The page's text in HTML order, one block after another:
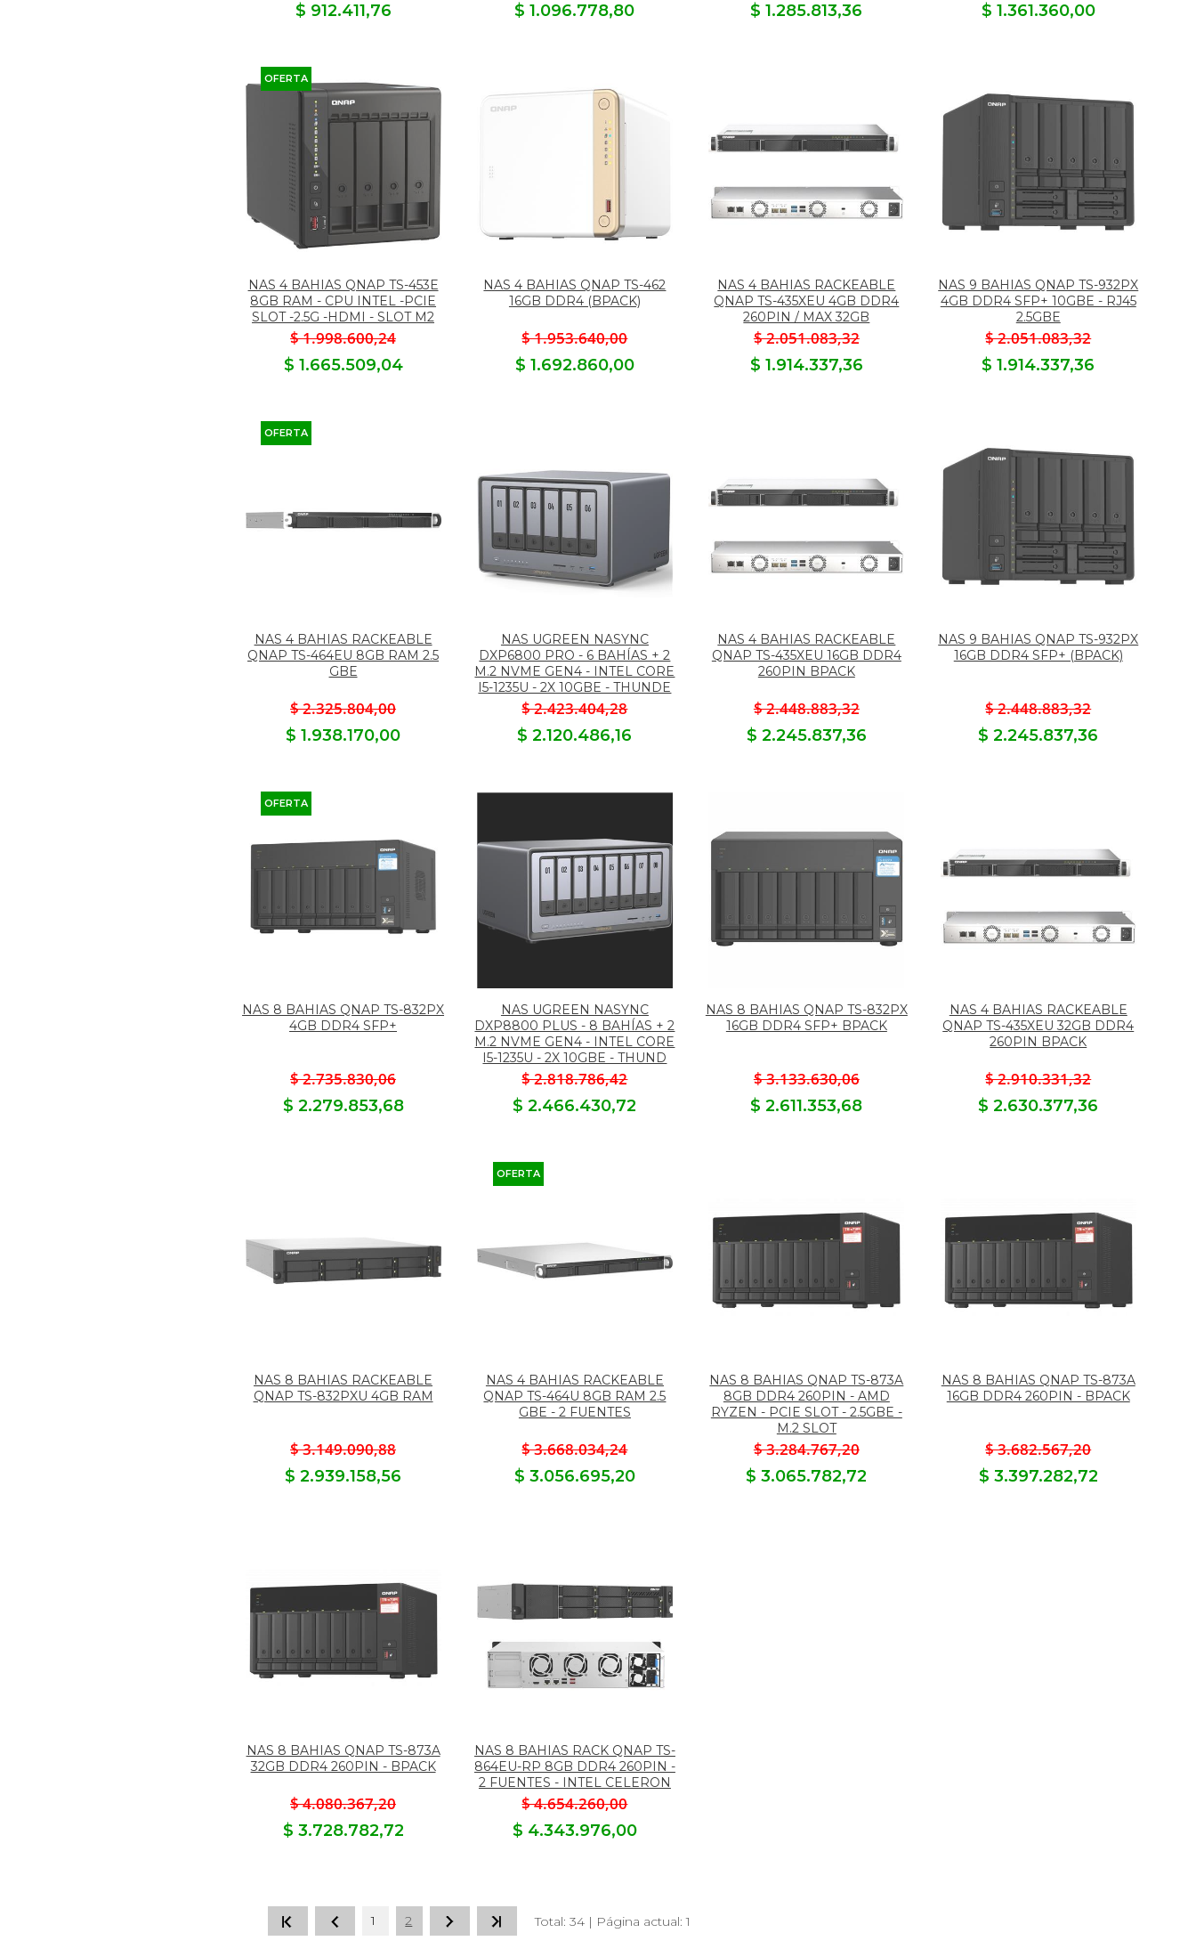
$ 912.411,76 $ 1.096.778,80 $ 1.285.813,36 $ 1.361.360,00
OFERTA
NAS 4 BAHIAS QNAP TS-453E
8GB RAM - CPU INTEL -PCIE
SLOT -2.5G -HDMI - SLOT M2
$ 1.998.600,24
$ 1.665.509,04
NAS 4 BAHIAS QNAP TS-462
16GB DDR4 (BPACK)
$ 1.953.640,00
$ 1.692.860,00
NAS 4 BAHIAS RACKEABLE
QNAP TS-435XEU 4GB DDR4
260PIN / MAX 32GB
$ 2.051.083,32
$ 1.914.337,36
NAS 9 BAHIAS QNAP TS-932PX
4GB DDR4 SFP+ 10GBE - RJ45
2.5GBE
$ 2.051.083,32
$ 1.914.337,36
OFERTA
NAS 4 BAHIAS RACKEABLE
QNAP TS-464EU 8GB RAM 2.5
GBE
$ 2.325.804,00
$ 1.938.170,00
NAS UGREEN NASYNC
DXP6800 PRO - 6 BAHÍAS + 2
M.2 NVME GEN4 - INTEL CORE
I5-1235U - 2X 10GBE - THUNDE
$ 2.423.404,28
$ 2.120.486,16
NAS 4 BAHIAS RACKEABLE
QNAP TS-435XEU 16GB DDR4
260PIN BPACK
$ 2.448.883,32
$ 2.245.837,36
NAS 9 BAHIAS QNAP TS-932PX
16GB DDR4 SFP+ (BPACK)
$ 2.448.883,32
$ 2.245.837,36
OFERTA
NAS 8 BAHIAS QNAP TS-832PX
4GB DDR4 SFP+
$ 2.735.830,06
$ 2.279.853,68
NAS UGREEN NASYNC
DXP8800 PLUS - 8 BAHÍAS + 2
M.2 NVME GEN4 - INTEL CORE
I5-1235U - 2X 10GBE - THUND
$ 2.818.786,42
$ 2.466.430,72
NAS 8 BAHIAS QNAP TS-832PX
16GB DDR4 SFP+ BPACK
$ 3.133.630,06
$ 2.611.353,68
NAS 4 BAHIAS RACKEABLE
QNAP TS-435XEU 32GB DDR4
260PIN BPACK
$ 2.910.331,32
$ 2.630.377,36
NAS 8 BAHIAS RACKEABLE
QNAP TS-832PXU 4GB RAM
$ 3.149.090,88
$ 2.939.158,56
OFERTA
NAS 4 BAHIAS RACKEABLE
QNAP TS-464U 8GB RAM 2.5
GBE - 2 FUENTES
$ 3.668.034,24
$ 3.056.695,20
NAS 8 BAHIAS QNAP TS-873A
8GB DDR4 260PIN - AMD
RYZEN - PCIE SLOT - 2.5GBE -
M.2 SLOT
$ 3.284.767,20
$ 3.065.782,72
NAS 8 BAHIAS QNAP TS-873A
16GB DDR4 260PIN - BPACK
$ 3.682.567,20
$ 3.397.282,72
NAS 8 BAHIAS QNAP TS-873A
32GB DDR4 260PIN - BPACK
$ 4.080.367,20
$ 3.728.782,72
NAS 8 BAHIAS RACK QNAP TS-
864EU-RP 8GB DDR4 260PIN -
2 FUENTES - INTEL CELERON
$ 4.654.260,00
$ 4.343.976,00
1 2 Total: 34 | Página actual: 1